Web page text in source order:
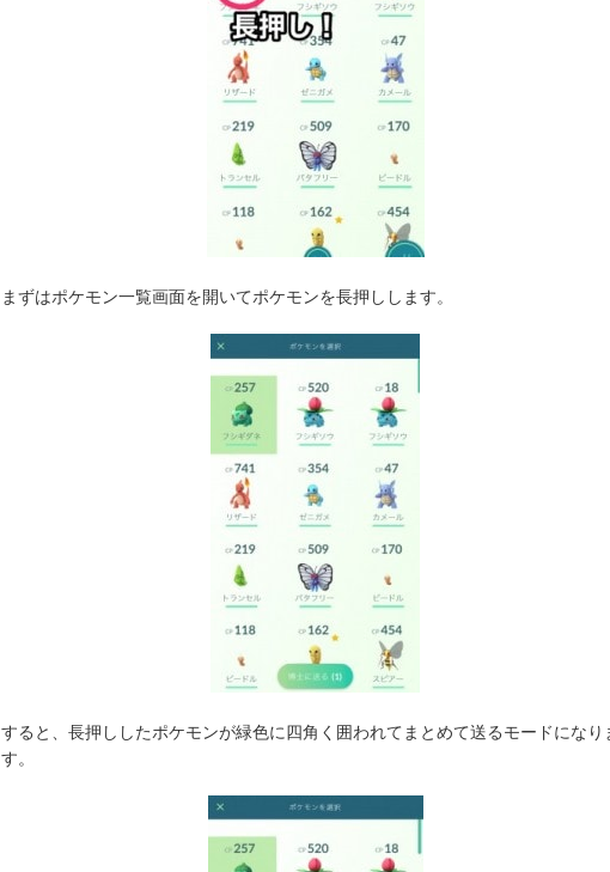
まずはポケモン一覧画面を開いてポケモンを長押しします。
すると、長押ししたポケモンが緑色に四角く囲われてまとめて送るモードになり
す。